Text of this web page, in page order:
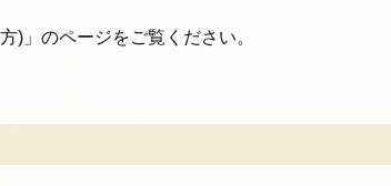
)」のページをご覧ください。